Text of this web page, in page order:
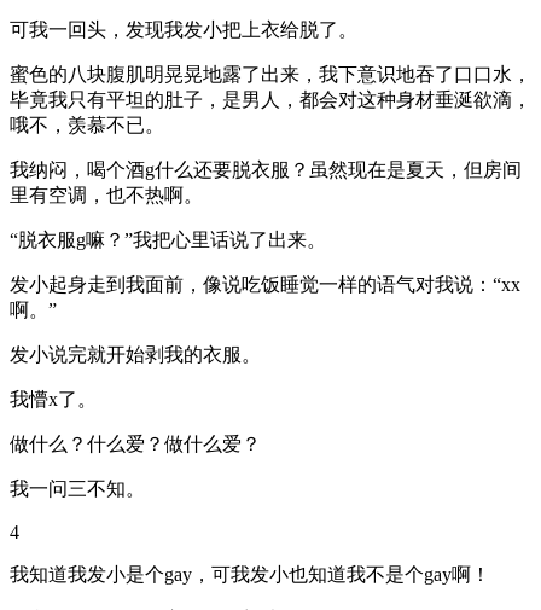
可我一回头，发现我发小把上衣给脱了。
蜜色的八块腹肌明晃晃地露了出来，我下意识地吞了口口水，
毕竟我只有平坦的肚子，是男人，都会对这种身材垂涎欲滴，
哦不，羡慕不已。
我纳闷，喝个酒g什么还要脱衣服？虽然现在是夏天，但房间
里有空调，也不热啊。
“脱衣服g嘛？”我把心里话说了出来。
发小起身走到我面前，像说吃饭睡觉一样的语气对我说：“xx
啊。”
发小说完就开始剥我的衣服。
我懵x了。
做什么？什么爱？做什么爱？
我一问三不知。
4
我知道我发小是个gay，可我发小也知道我不是个gay啊！